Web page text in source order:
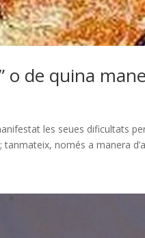
o de quina
les seues dificultats
només a manera